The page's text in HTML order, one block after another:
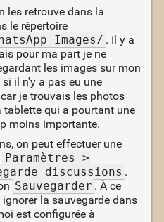
les retrouve dans la
le répertoire
Images/ . Il y a
pour ma part je ne
les images sur mon
il n'y a pas eu une
je trouvais les photos
qui a pourtant une
moins importante.
on peut effectuer une
Paramètres >
discussions .
Sauvegarder . À ce
la sauvegarde dans
est configurée à